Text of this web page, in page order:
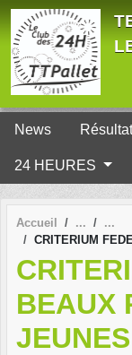
News
24 HEURES
Accueil
CRITERIUM
BEAUX
JEUNES
Panneau de gestion